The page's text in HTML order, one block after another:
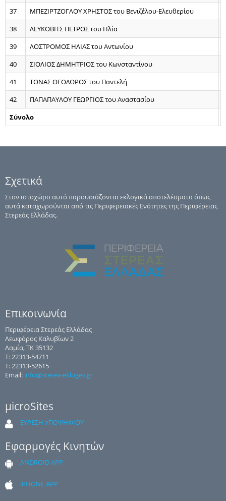
37
ΜΠΕΖΙΡΤΖΟΓΛΟΥ ΧΡΗΣΤΟΣ του Βενιζέλου-Ελευθερίου
38
ΛΕΥΚΟΒΙΤΣ ΠΕΤΡΟΣ του Ηλία
39
ΛΟΣΤΡΟΜΟΣ ΗΛΙΑΣ του Αντωνίου
40
ΣΙΟΛΙΟΣ ΔΗΜΗΤΡΙΟΣ του Κωνσταντίνου
41
ΤΟΝΑΣ ΘΕΟΔΩΡΟΣ του Παντελή
42
ΠΑΠΑΠΑΥΛΟΥ ΓΕΩΡΓΙΟΣ του Αναστασίου
Σύνολο
Σχετικά
Στον ιστοχώρο αυτό παρουσιάζονται εκλογικά αποτελέσματα όπως
αυτά καταχωρούνται από τις Περιφερειακές Ενότητες της Περιφέρειας
Στερεάς Ελλάδας.
Επικοινωνία
Περιφέρεια Στερεάς Ελλάδας
Λεωφόρος Καλυβίων 2
Λαμία, ΤΚ 35132
Τ: 22313-54711
Τ: 22313-52615
Email: info@sterea-ekloges.gr
μicroSites
ΕΥΡΕΣΗ ΥΠΟΨΗΦΙΟΥ
Εφαρμογές Κινητών
ANDROID APP
iPHONE APP